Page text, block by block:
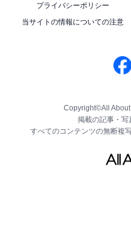
プライバシーポリシー
当サイトの情報についての注意
Copyright©All
掲載の記事・写
すべてのコンテンツの無断複